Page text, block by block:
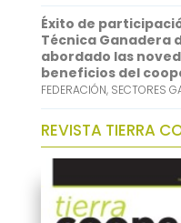
Éxito de
Técnica Ganadera
abordado las
beneficios del
FEDERACIÓN, SECTORES
REVISTA TIERRA